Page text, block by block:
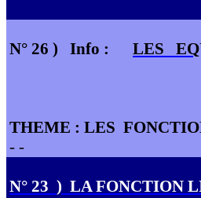
N° 26 ) Info : LES
THEME : LES
- -
N° 23 ) LA FONCTION